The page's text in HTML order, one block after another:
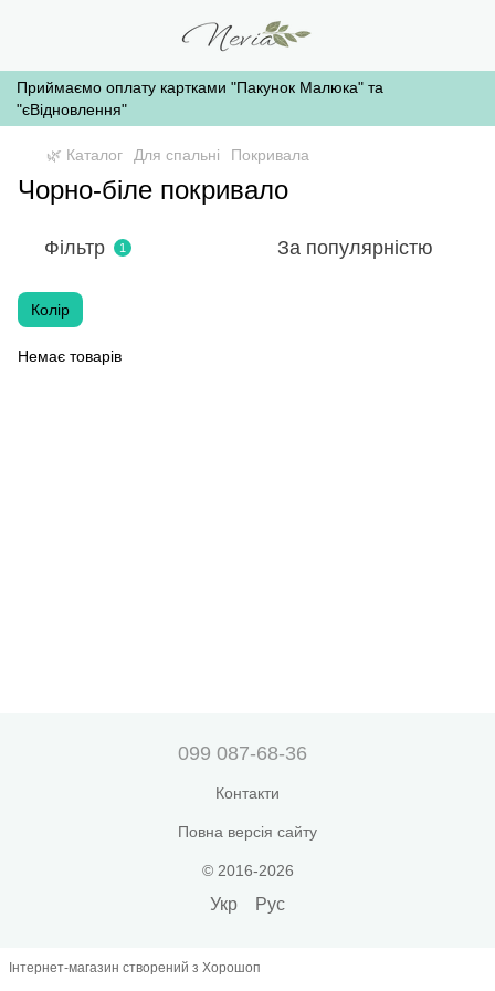
Приймаємо оплату картками "Пакунок Малюка" та
"єВідновлення"
🌿 Каталог Для спальні Покривала
Чорно-біле покривало
Фільтр 1 За популярністю
Колір
Немає товарів
099 087-68-36
Контакти
Повна версія сайту
© 2016-2026
Укр Рус
Інтернет-магазин створений з Хорошоп